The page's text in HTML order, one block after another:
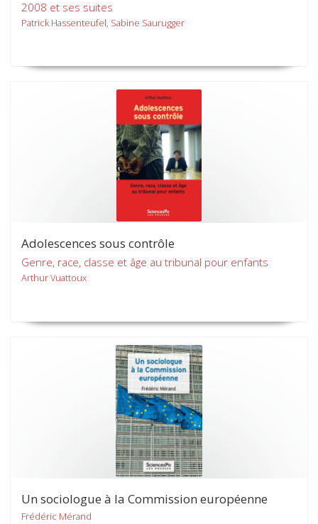
2008 et ses suites
Patrick Hassenteufel, Sabine Saurugger
Adolescences sous contrôle
Genre, race, classe et âge au tribunal pour enfants
Arthur Vuattoux
Un sociologue à la Commission européenne
Frédéric Mérand